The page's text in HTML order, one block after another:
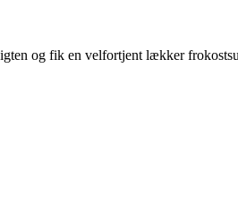
og fik en velfortjent lækker